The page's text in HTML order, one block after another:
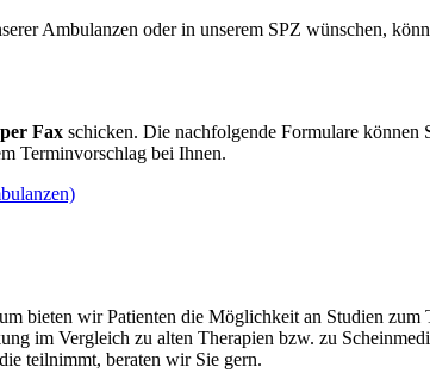
Ambulanzen oder in unserem SPZ wünschen,
Fax schicken. Die nachfolgende Formulare können
Terminvorschlag bei Ihnen.
bieten wir Patienten die Möglichkeit an Studien
im Vergleich zu alten Therapien bzw. zu
teilnimmt, beraten wir Sie gern.